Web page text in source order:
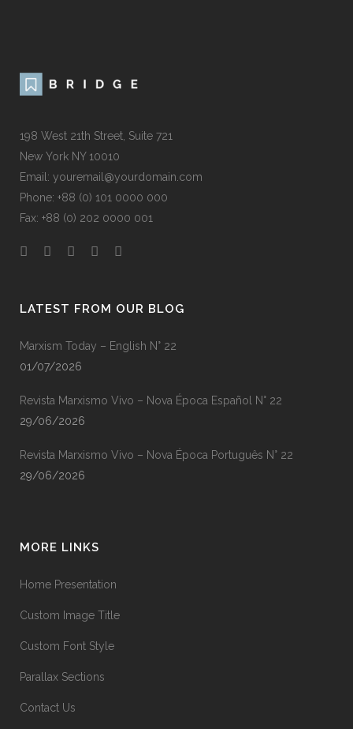
198 West 21th Street, Suite 721
New York NY 10010
Email: youremail@yourdomain.com
Phone: +88 (0) 101 0000 000
Fax: +88 (0) 202 0000 001
LATEST FROM OUR BLOG
Marxism Today – English N° 22
01/07/2026
Revista Marxismo Vivo – Nova Época Español N° 22
29/06/2026
Revista Marxismo Vivo – Nova Época Português N° 22
29/06/2026
MORE LINKS
Home Presentation
Custom Image Title
Custom Font Style
Parallax Sections
Contact Us